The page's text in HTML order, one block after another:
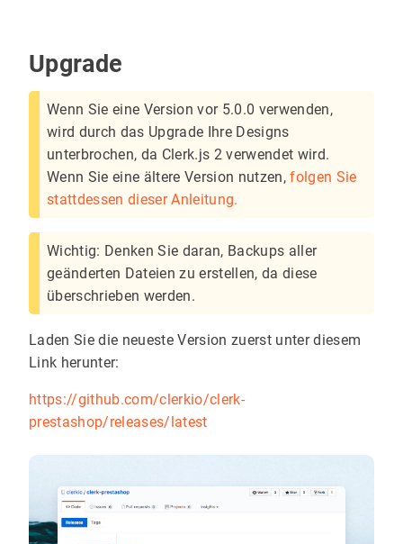
Upgrade
Wenn Sie eine Version vor 5.0.0 verwenden,
wird durch das Upgrade Ihre Designs
unterbrochen, da Clerk.js 2 verwendet wird.
Wenn Sie eine ältere Version nutzen,folgen Sie
stattdessen dieser Anleitung.
Wichtig: Denken Sie daran, Backups aller
geänderten Dateien zu erstellen, da diese
überschrieben werden.
Laden Sie die neueste Version zuerst unter diesem
Link herunter:
https://github.com/clerkio/clerk-
prestashop/releases/latest